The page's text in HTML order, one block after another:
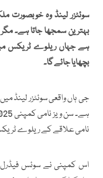
سوئٹزر لینڈ وہ خوبصورت
بہترین سمجھا جاتا ہے۔
ہے جہاں ریلوے ٹریکس
بچھایا جائے گا۔
جی ہاں واقعی سوئٹزر
نامی علاقے کے ریلوے
اس کمپنی نے سوئس فیڈرل